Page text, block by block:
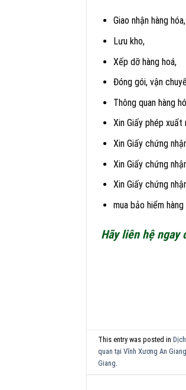
Giao nhận hàng hóa,
Lưu kho,
Xếp dỡ hàng hoá,
Đóng gói, vận
Thông quan hàng
Xin Giấy phép xuất
Xin Giấy chứng
Xin Giấy chứng
Xin Giấy chứng
mua bảo hiểm hàng
Hãy liên hệ
This entry was posted in
quan tại Vĩnh Xương An Giang
Giang